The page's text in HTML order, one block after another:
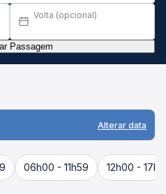
Volta (opcional)
Passagem
Alterar data
06h00 - 11h59 12h00 -